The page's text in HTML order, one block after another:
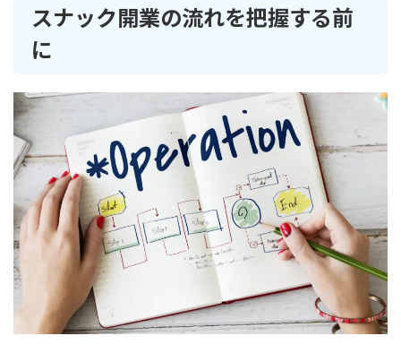
スナック開業の流れを把握する前
に